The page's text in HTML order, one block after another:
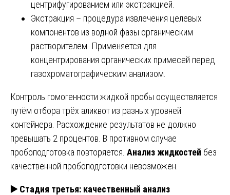
центрифугированием или экстракцией.
Экстракция – процедура извлечения целевых
компонентов из водной фазы органическим
растворителем. Применяется для
концентрирования органических примесей перед
газохроматографическим анализом.
Контроль гомогенности жидкой пробы осуществляется
путём отбора трёх аликвот из разных уровней
контейнера. Расхождение результатов не должно
превышать 2 процентов. В противном случае
пробоподготовка повторяется. Анализ жидкостей без
качественной пробоподготовки невозможен.
▶️Стадия третья: качественный анализ